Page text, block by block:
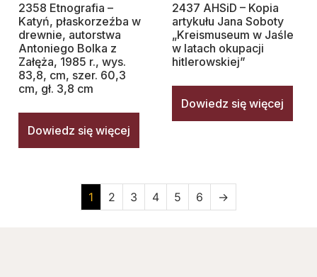
2358 Etnografia –
Katyń, płaskorzeźba w
drewnie, autorstwa
Antoniego Bolka z
Załęża, 1985 r., wys.
83,8, cm, szer. 60,3
cm, gł. 3,8 cm
Dowiedz się więcej
2437 AHSiD – Kopia
artykułu Jana Soboty
„Kreismuseum w Jaśle
w latach okupacji
hitlerowskiej”
Dowiedz się więcej
1 2 3 4 5 6 →